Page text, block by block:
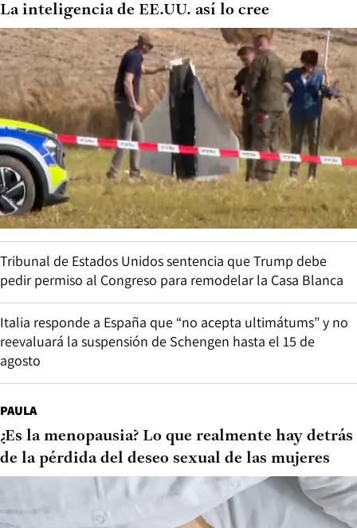
La inteligencia de EE.UU. así lo cree
Tribunal de Estados Unidos sentencia que Trump debe
pedir permiso al Congreso para remodelar la Casa Blanca
Italia responde a España que “no acepta ultimátums” y no
reevaluará la suspensión de Schengen hasta el 15 de
agosto
PAULA
¿Es la menopausia? Lo que realmente hay detrás
de la pérdida del deseo sexual de las mujeres